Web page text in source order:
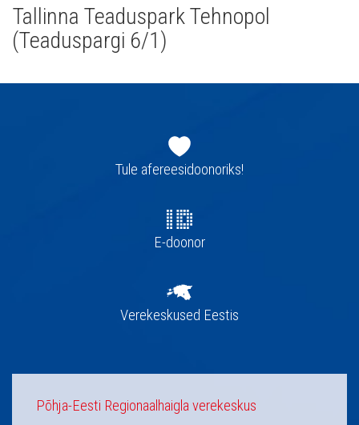
Tallinna Teaduspark Tehnopol
(Teaduspargi 6/1)
navigatsioonTule afereesidoonoriks!
E-doonor
Verekeskused Eestis
Põhja-Eesti Regionaalhaigla verekeskus